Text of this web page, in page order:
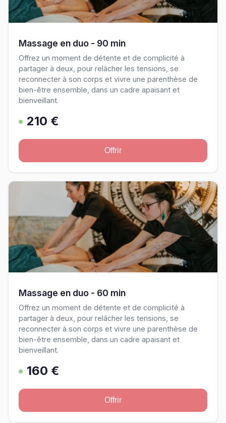
Massage en duo - 90 min
Offrez un moment de détente et de complicité à
partager à deux, pour relâcher les tensions, se
reconnecter à son corps et vivre une parenthèse de
bien-être ensemble, dans un cadre apaisant et
bienveillant.
210 €
Offrir
Massage en duo - 60 min
Offrez un moment de détente et de complicité à
partager à deux, pour relâcher les tensions, se
reconnecter à son corps et vivre une parenthèse de
bien-être ensemble, dans un cadre apaisant et
bienveillant.
160 €
Offrir